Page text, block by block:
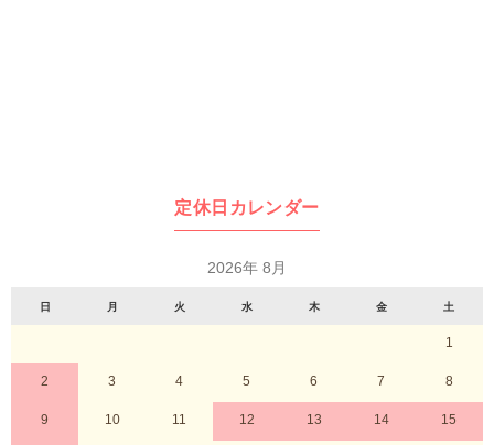
定休日カレンダー
2026年 8月
日 月 火 水 木 金 土
1
2 3 4 5 6 7 8
9 10 11 12 13 14 15